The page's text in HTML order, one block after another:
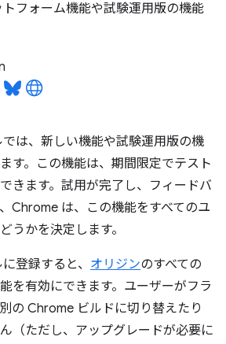
フォーム機能や試験運用版の機能
は、新しい機能や試験運用版の機
す。この機能は、期間限定でテスト
きます。試用が完了し、フィードバ
Chrome は、この機能をすべてのユ
うかを決定します。
登録すると、 オリジンのすべての
を有効にできます。ユーザーがフラ
の Chrome ビルドに切り替えたり
（ただし、アップグレードが必要に